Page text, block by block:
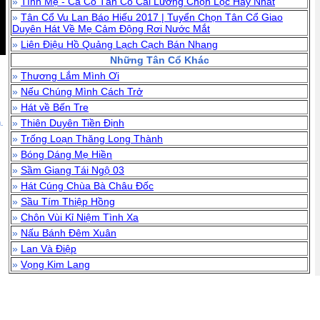
» Tân Cổ Vu Lan Báo Hiếu 2017 | Tuyển Chọn Tân Cổ Giao
Duyên Hát Về Mẹ Cảm Động Rơi Nước Mắt
» Liên Điệu Hồ Quảng Lạch Cạch Bán Nhang
Những Tân Cổ Khác
» Thương Lắm Mình Ơi
» Nếu Chúng Mình Cách Trở
» Hát về Bến Tre
» Thiên Duyên Tiền Định
» Trống Loạn Thăng Long Thành
» Bóng Dáng Mẹ Hiền
» Sầm Giang Tái Ngộ 03
» Hát Cúng Chùa Bà Châu Đốc
» Sầu Tím Thiệp Hồng
» Chôn Vùi Kỉ Niệm Tình Xa
» Nấu Bánh Đêm Xuân
» Lan Và Điệp
» Vọng Kim Lang